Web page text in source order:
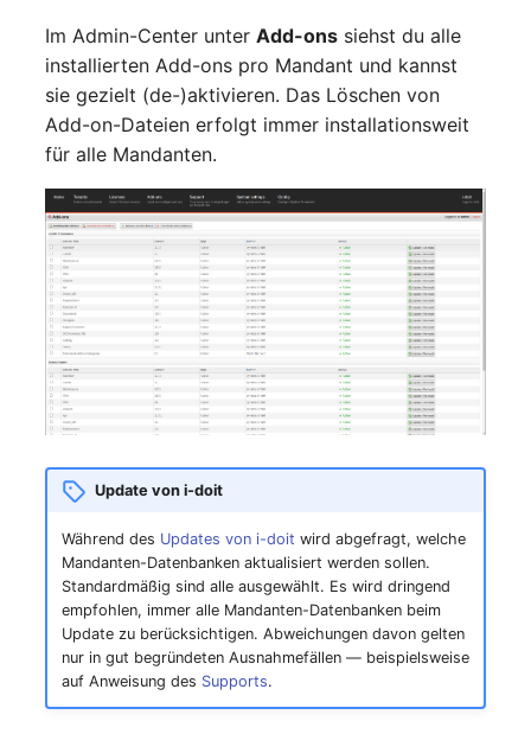
Im Admin-Center unterAdd-ons siehst du alle
installierten Add-ons pro Mandant und kannst
sie gezielt (de-)aktivieren. Das Löschen von
Add-on-Dateien erfolgt immer installationsweit
für alle Mandanten.
Update von i-doit
Während des Updates von i-doit wird abgefragt, welche
Mandanten-Datenbanken aktualisiert werden sollen.
Standardmäßig sind alle ausgewählt. Es wird dringend
empfohlen, immer alle Mandanten-Datenbanken beim
Update zu berücksichtigen. Abweichungen davon gelten
nur in gut begründeten Ausnahmefällen — beispielsweise
auf Anweisung des Supports.